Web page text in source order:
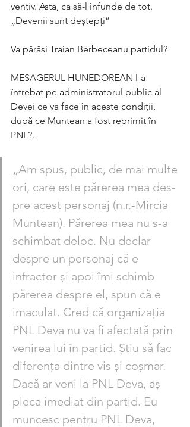
ventiv. Asta, ca să-l înfunde de tot.
„Devenii sunt deștepți”
Va părăsi Traian Berbeceanu partidul?
MESAGERUL HUNE­DOREAN l-a
întrebat pe administratorul public al
Devei ce va face în aceste condiții,
după ce Muntean a fost re­primit în
PNL?.
„Am spus, pu­blic, de mai mul­te
ori, care este pă­rerea mea des­
pre acest perso­naj (n.r.-Mircia
Muntean). Părerea mea nu s-a
schimbat deloc. Nu declar
despre un personaj că e
infractor și apoi îmi schimb
părerea despre el, spun că e
imaculat. Cred că organizația
PNL Deva nu va fi afectată prin
venirea lui în partid. Știu să fac
diferența dintre vis și coșmar.
Dacă ar veni la PNL Deva, aș
pleca imediat din partid. Eu
muncesc pentru PNL Deva,